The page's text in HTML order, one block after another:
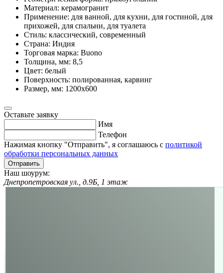
Материал: керамогранит
Применение: для ванной, для кухни, для гостиной, для
прихожей, для спальни, для туалета
Стиль: классический, современный
Страна: Индия
Торговая марка: Buono
Толщина, мм: 8,5
Цвет: белый
Поверхность: полированная, карвинг
Размер, мм: 1200х600
Оставьте заявку
Имя
Телефон
Нажимая кнопку "Отправить", я соглашаюсь с политикой
обработки персональных данных
Отправить
Наш шоурум:
Днепропетровская ул., д.9Б, 1 этаж